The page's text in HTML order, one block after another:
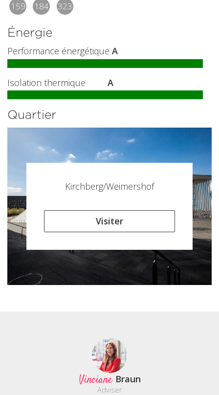
159
184 323
Énergie
Performance énergétique A
Isolation thermique A
Quartier
Kirchberg/Weimershof
Visiter
Vinciane Braun
Adviser